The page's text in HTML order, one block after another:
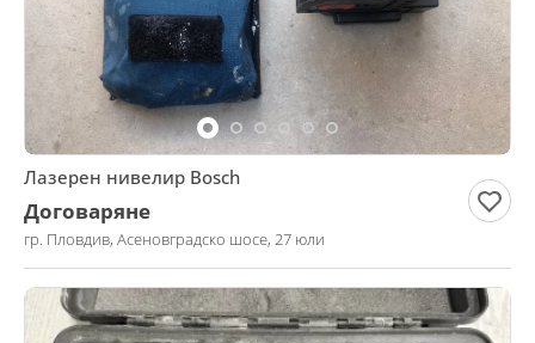
Лазерен нивелир Bosch
Договаряне
гр. Пловдив, Асеновградско шосе, 27 юли